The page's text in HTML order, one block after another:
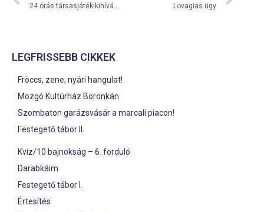
24 órás társasjáték-kihívás Marcaliban Lovagias ügy
LEGFRISSEBB CIKKEK
Fröccs, zene, nyári hangulat!
Mozgó Kultúrház Boronkán
Szombaton garázsvásár a marcali piacon!
Festegető tábor II.
Kvíz/10 bajnokság – 6. forduló
Darabkáim
Festegető tábor I.
Értesítés